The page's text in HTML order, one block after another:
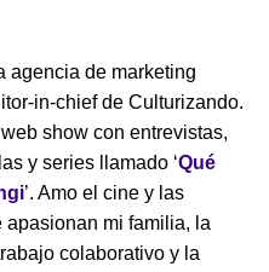
agencia de marketing
in-chief de Culturizando.
show con entrevistas,
y series llamado ‘Qué
’. Amo el cine y las
apasionan mi familia, la
colaborativo y la